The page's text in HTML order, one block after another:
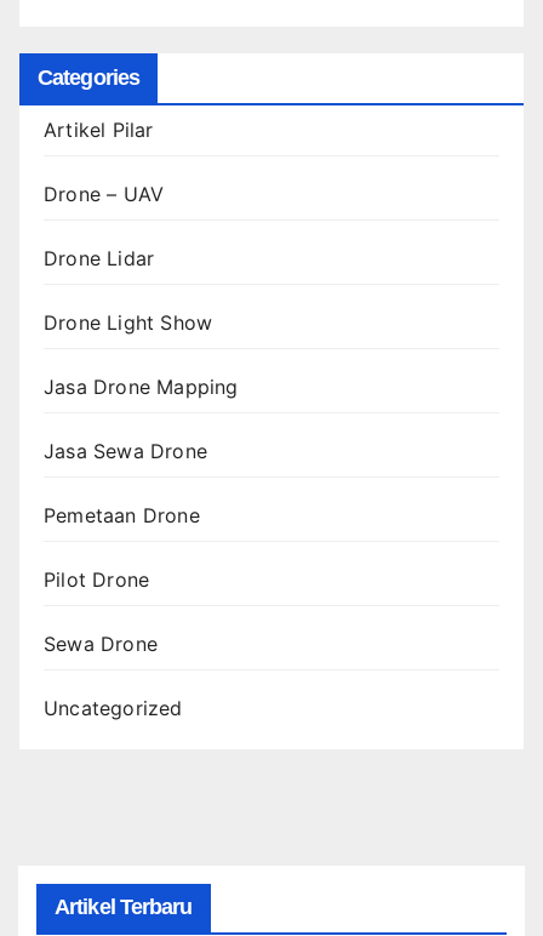
Categories
Artikel Pilar
Drone – UAV
Drone Lidar
Drone Light Show
Jasa Drone Mapping
Jasa Sewa Drone
Pemetaan Drone
Pilot Drone
Sewa Drone
Uncategorized
Artikel Terbaru